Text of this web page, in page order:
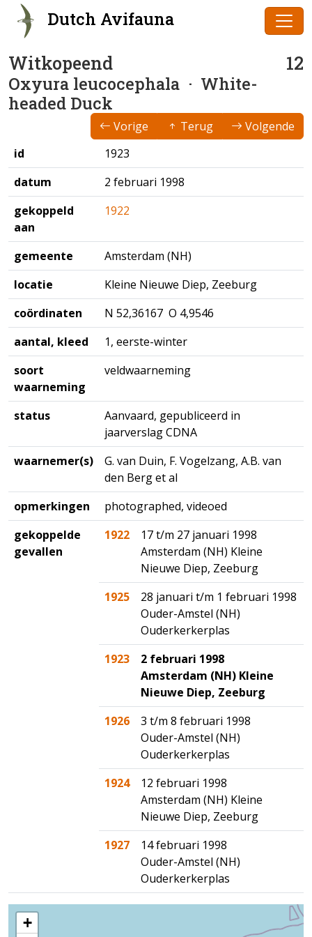
Dutch Avifauna
Witkopeend 12
Oxyura leucocephala · White-
headed Duck
Vorige Terug
Volgende
id
1923
datum
2 februari 1998
gekoppeld
aan
1922
gemeente
Amsterdam (NH)
locatie
Kleine Nieuwe Diep, Zeeburg
coördinaten
N 52,36167 O 4,9546
aantal, kleed
1, eerste-winter
soort
waarneming
veldwaarneming
status
Aanvaard, gepubliceerd in
jaarverslag CDNA
waarnemer(s)
G. van Duin, F. Vogelzang, A.B. van
den Berg et al
opmerkingen
photographed, videoed
gekoppelde
gevallen
1922
17 t/m 27 januari 1998
Amsterdam (NH) Kleine
Nieuwe Diep, Zeeburg
1925
28 januari t/m 1 februari 1998
Ouder-Amstel (NH)
Ouderkerkerplas
1923
2 februari 1998
Amsterdam (NH) Kleine
Nieuwe Diep, Zeeburg
1926
3 t/m 8 februari 1998
Ouder-Amstel (NH)
Ouderkerkerplas
1924
12 februari 1998
Amsterdam (NH) Kleine
Nieuwe Diep, Zeeburg
1927
14 februari 1998
Ouder-Amstel (NH)
Ouderkerkerplas
+